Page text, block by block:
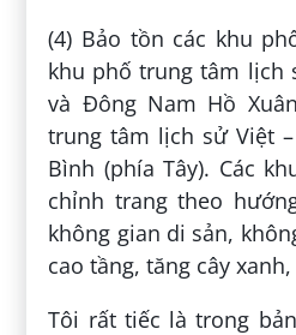
(4) Bảo tồn các khu
khu phố trung tâm lịch
và Đông Nam Hồ
trung tâm lịch sử Việt
Bình (phía Tây). Các
chỉnh trang theo
không gian di sản,
cao tầng, tăng cây
Tôi rất tiếc là trong